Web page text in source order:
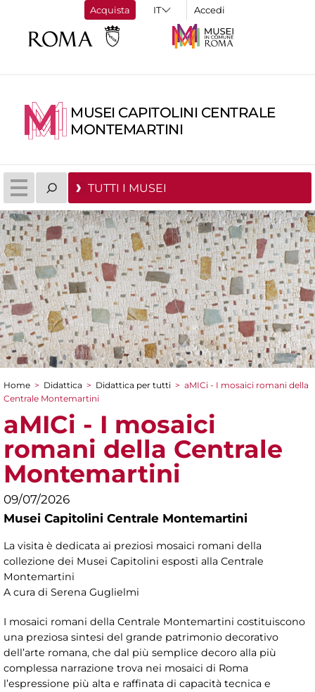
Acquista Accedi
MUSEI CAPITOLINI CENTRALE
MONTEMARTINI
TUTTI I MUSEI
Tu sei qui
Home > Didattica > Didattica per tutti > aMICi - I mosaici romani della
Centrale Montemartini
aMICi - I mosaici
romani della Centrale
Montemartini
09/07/2026
Musei Capitolini Centrale Montemartini
La visita è dedicata ai preziosi mosaici romani della
collezione dei Musei Capitolini esposti alla Centrale
Montemartini
A cura di Serena Guglielmi
I mosaici romani della Centrale Montemartini costituiscono
una preziosa sintesi del grande patrimonio decorativo
dell’arte romana, che dal più semplice decoro alla più
complessa narrazione trova nei mosaici di Roma
l’espressione più alta e raffinata di capacità tecnica e